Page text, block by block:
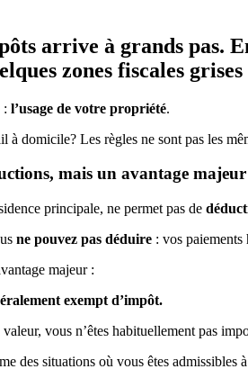
arrive à grands pas.
zones fiscales
: l’usage de votre propriété.
domicile? Les règles ne sont pas les
mais un avantage majeur
principale, ne permet pas de
ne pouvez pas déduire : vos
majeur :
exempt d’impôt.
vous n’êtes habituellement pas
des situations où vous êtes